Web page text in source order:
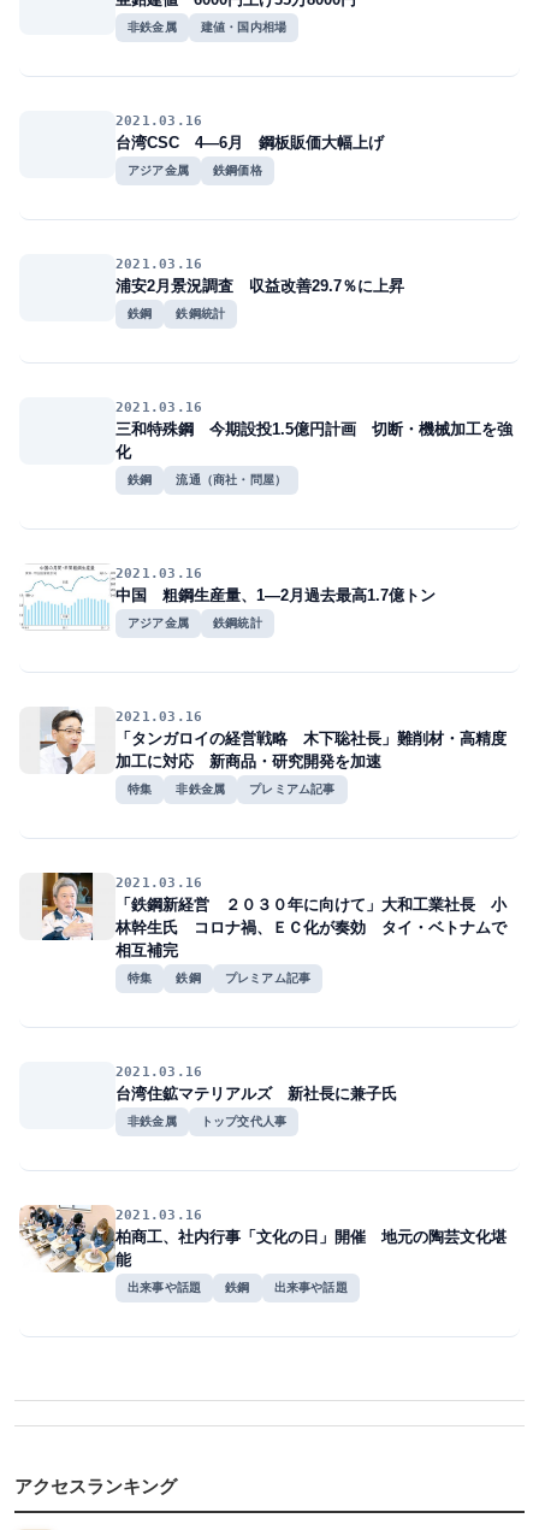
非鉄金属 建値・国内相場
2021.03.16
台湾CSC 4―6月 鋼板販価大幅上げ
アジア金属 鉄鋼価格
2021.03.16
浦安2月景況調査 収益改善29.7％に上昇
鉄鋼 鉄鋼統計
2021.03.16
三和特殊鋼 今期設投1.5億円計画 切断・機械加工を強
化
鉄鋼 流通（商社・問屋）
2021.03.16
中国 粗鋼生産量、1―2月過去最高1.7億トン
アジア金属 鉄鋼統計
2021.03.16
「タンガロイの経営戦略 木下聡社長」難削材・高精度
加工に対応 新商品・研究開発を加速
特集 非鉄金属 プレミアム記事
2021.03.16
「鉄鋼新経営 ２０３０年に向けて」大和工業社長 小
林幹生氏 コロナ禍、ＥＣ化が奏効 タイ・ベトナムで
相互補完
特集 鉄鋼 プレミアム記事
2021.03.16
台湾住鉱マテリアルズ 新社長に兼子氏
非鉄金属 トップ交代人事
2021.03.16
柏商工、社内行事「文化の日」開催 地元の陶芸文化堪
能
出来事や話題 鉄鋼 出来事や話題
アクセスランキング